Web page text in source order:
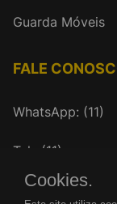
Guarda Móveis
FALE
WhatsApp: (11)
Tel.: (11)
Cookies.